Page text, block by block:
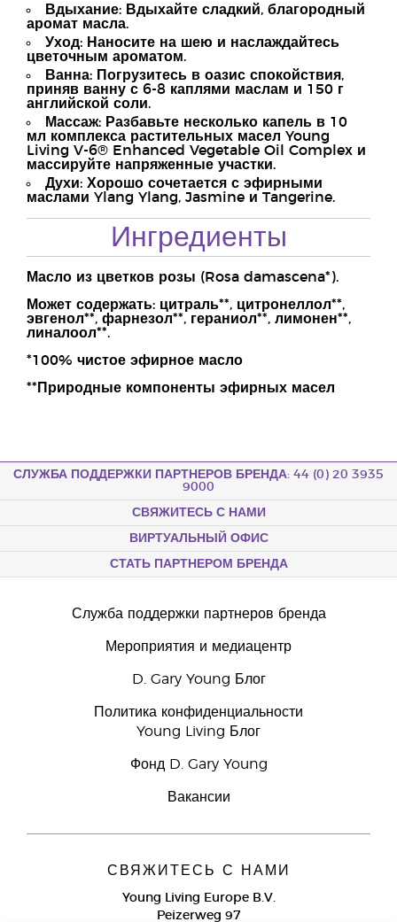
Вдыхание: Вдыхайте сладкий, благородный
аромат масла.
Уход: Наносите на шею и наслаждайтесь
цветочным ароматом.
Ванна: Погрузитесь в оазис спокойствия,
приняв ванну с 6-8 каплями маслам и 150 г
английской соли.
Массаж: Разбавьте несколько капель в 10
мл комплекса растительных масел Young
Living V-6® Enhanced Vegetable Oil Complex и
массируйте напряженные участки.
Духи: Хорошо сочетается с эфирными
маслами Ylang Ylang, Jasmine и Tangerine.
Ингредиенты
Масло из цветков розы (Rosa damascena*).
Может содержать: цитраль**, цитронеллол**,
эвгенол**, фарнезол**, гераниол**, лимонен**,
линалоол**.
*100% чистое эфирное масло
**Природные компоненты эфирных масел
СЛУЖБА ПОДДЕРЖКИ ПАРТНЕРОВ БРЕНДА: 44 (0) 20 3935
9000
СВЯЖИТЕСЬ С НАМИ
ВИРТУАЛЬНЫЙ ОФИС
СТАТЬ ПАРТНЕРОМ БРЕНДА
Служба поддержки партнеров бренда
Мероприятия и медиацентр
D. Gary Young Блог
Политика конфиденциальности
Young Living Блог
Фонд D. Gary Young
Вакансии
СВЯЖИТЕСЬ С НАМИ
Young Living Europe B.V.
Peizerweg 97